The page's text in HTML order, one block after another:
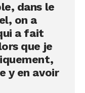
dans le
on a
a fait
que je
y en avoir